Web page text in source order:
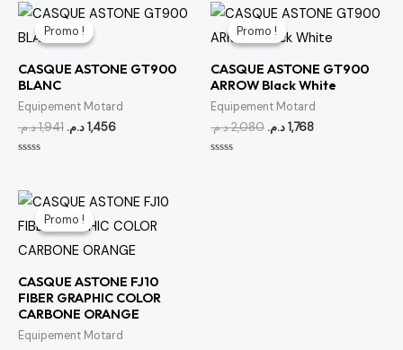
Promo !
Promo !
CASQUE ASTONE GT900
BLANC
Equipement Motard
1,941د.م.
Le
prix
initial
1,941 د.م..
1,456د.م.
Le
1,456 د.م..
5
Promo !
Promo !
CASQUE ASTONE GT900
ARROW Black White
Equipement Motard
2,080د.م.
Le
prix
initial
2,080 د.م..
1,768د.م.
Le
actuel
1,768 د.م..
Promo !
Promo !
CASQUE ASTONE FJ10
FIBER GRAPHIC COLOR
CARBONE ORANGE
Equipement Motard
Le
prix
initial
était :
2,045 د.م..
Le
actuel
est :